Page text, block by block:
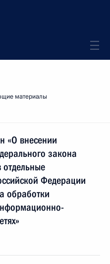
материалы
«О внесении
закона
Федерации
обработки